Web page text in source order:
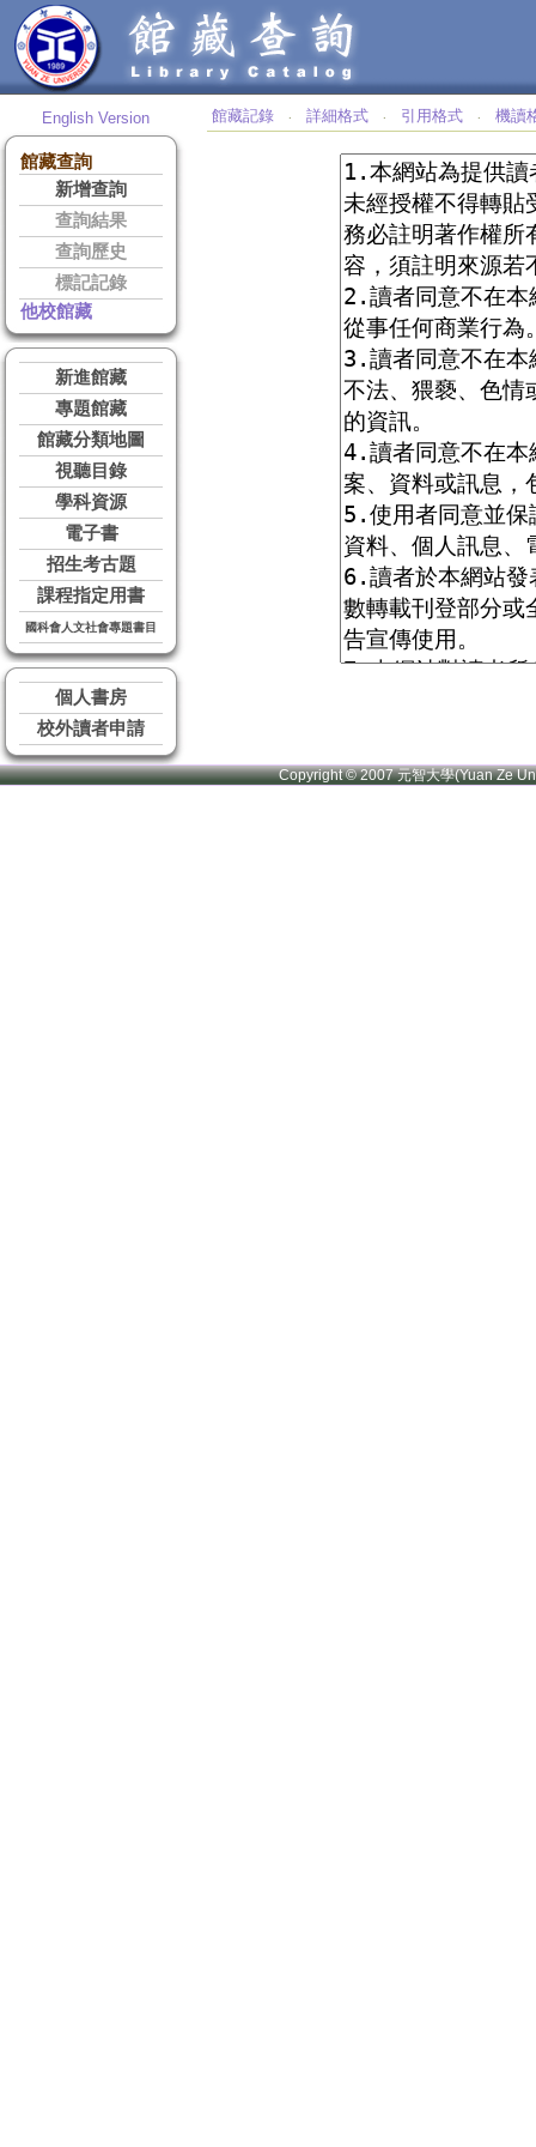
English Version
館藏查詢
新增查詢
查詢結果
查詢歷史
標記記錄
他校館藏
新進館藏
專題館藏
館藏分類地圖
視聽目錄
學科資源
電子書
招生考古題
課程指定用書
國科會人文社會專題書目
個人書房
校外讀者申請
館藏記錄 ‧ 詳細格式 ‧ 引用格式 ‧ 機讀
Copyright © 2007 元智大學(Yuan Ze